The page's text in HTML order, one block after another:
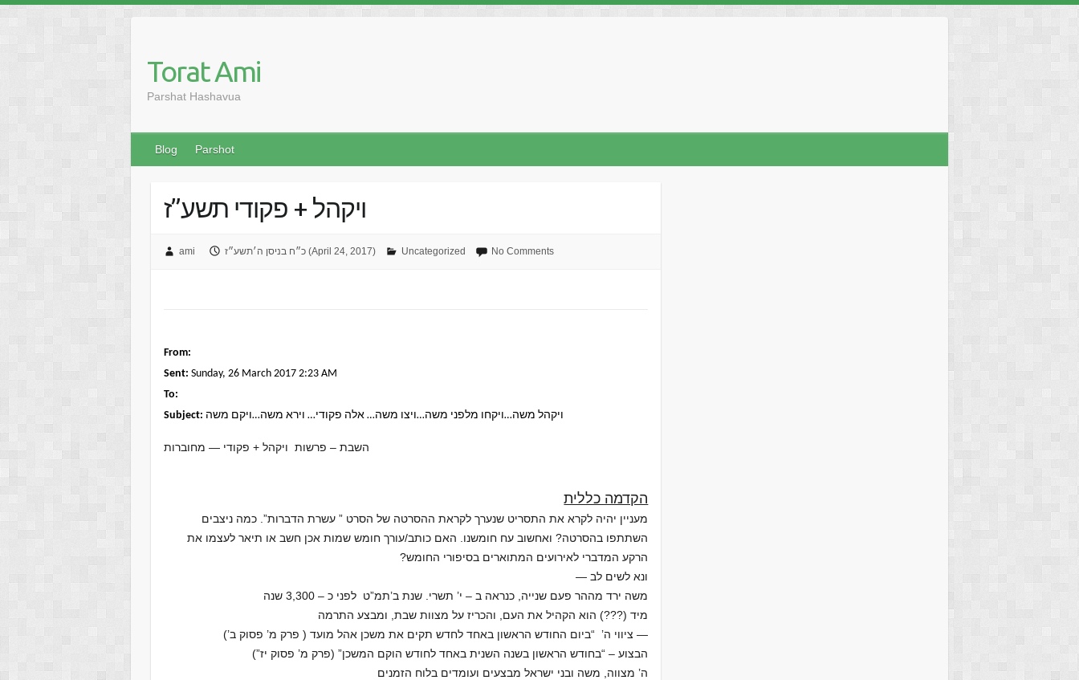
content
Torat Ami
Parshat Hashavua
Blog Parshot
ויקהל + פקודי תשע”ז
ami כ״ח בניסן ה׳תשע״ז (April 24, 2017) Uncategorized No Comments
From:
Sent: Sunday, 26 March 2017 2:23 AM
To:
Subject: ויקהל משה…ויקחו מלפני משה…ויצו משה… אלה פקודי… וירא משה…ויקם משה
השבת – פרשות ויקהל + פקודי — מחוברות
הקדמה כללית
מעניין יהיה לקרא את התסריט שנערך לקראת ההסרטה של הסרט ” עשרת הדברות”. כמה ניצבים
השתתפו בהסרטה? ואחשוב עח חומשנו. האם כותב/עורך חומש שמות אכן חשב או תיאר לעצמו את
הרקע המדברי לאירועים המתוארים בסיפורי החומש?
ונא לשים לב —
משה ירד מההר פעם שנייה, כנראה ב – י’ תשרי. שנת ב’תמ”ט לפני כ – 3,300 שנה
מיד (???) הוא הקהיל את העם, והכריז על מצוות שבת, ומבצע התרמה
— ציווי ה’ “ביום החודש הראשון באחד לחדש תקים את משכן אהל מועד ( פרק מ’ פסוק ב’)
הבצוע – “בחודש הראשון בשנה השנית באחד לחודש הוקם המשכן” (פרק מ’ פסוק יז”)
ה’ מצווה, משה ובני ישראל מבצעים ועומדים בלוח הזמנים